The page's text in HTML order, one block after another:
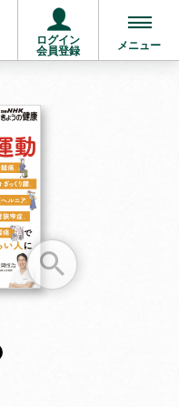
ログイン
会員登録
メニュー
進む
買う